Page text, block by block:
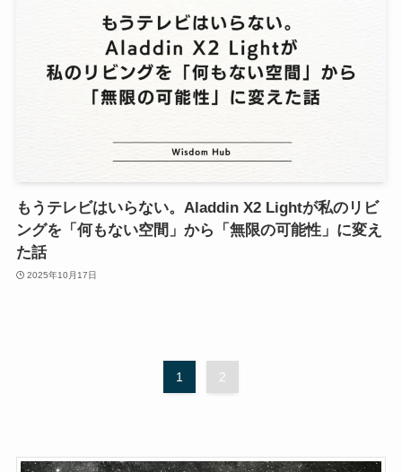
もうテレビはいらない。Aladdin X2 Lightが私のリビ
ングを「何もない空間」から「無限の可能性」に変え
た話
2025年10月17日
1 2